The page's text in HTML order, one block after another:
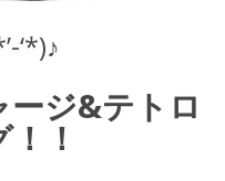
‘*)♪
ージ&テトロ
！